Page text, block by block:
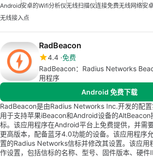
Android安卓的wifi分析仪无线扫描仪连接免费无线网络安
无线接入点
RadBeacon
4.4 免费
RadBeacon：Radius Networks
用程序
Android 免费下载
RadBeacon是由Radius Networks Inc.开发的配置
用于支持苹果iBeacon和Android设备的AltBeacon
标。该应用程序在Android平台上免费提供，并需
更高版本，配备蓝牙4.0功能的设备。该应用程序
置的Radius Networks信标并修改其设置。该应用
作设置，包括信标的名称、型号、固件版本、硬件